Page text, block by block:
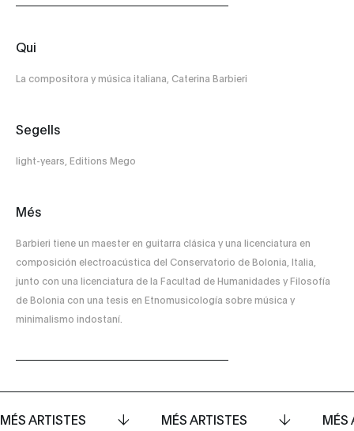
Qui
La compositora y música italiana, Caterina Barbieri
Segells
light-years, Editions Mego
Més
Barbieri tiene un maester en guitarra clásica y una licenciatura en
composición electroacústica del Conservatorio de Bolonia, Italia,
junto con una licenciatura de la Facultad de Humanidades y Filosofía
de Bolonia con una tesis en Etnomusicología sobre música y
minimalismo indostaní.
MÉS ARTISTES MÉS ARTISTES MÉS